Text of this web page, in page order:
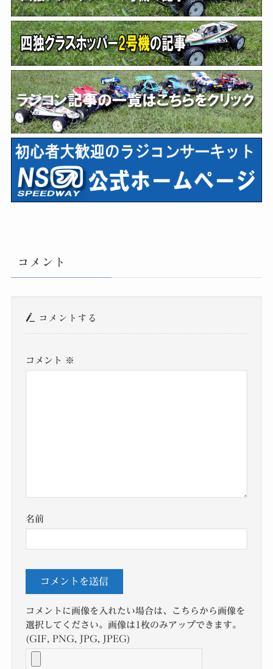
コメント
コメントする
コメント ※
名前
コメントに画像を入れたい場合は、こちらから画像を
選択してください。画像は1枚のみアップできます。
(GIF, PNG, JPG, JPEG)